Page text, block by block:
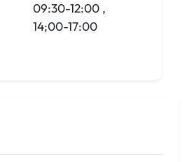
09:30-12:00 ,
14;00-17:00